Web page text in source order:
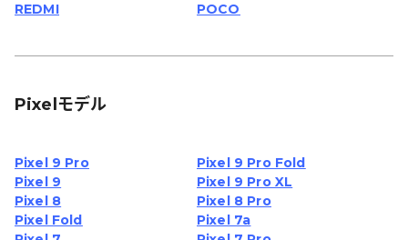
REDMI
POCO
Pixelモデル
Pixel 9 Pro
Pixel 9 Pro Fold
Pixel 9
Pixel 9 Pro XL
Pixel 8
Pixel 8 Pro
Pixel Fold
Pixel 7a